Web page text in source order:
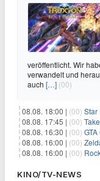
veröffentlicht. Wir
verwandelt und
auch […] (00)
08.08. 18:00 | (00) Star
08.08. 17:45 | (00) Take-
08.08. 16:30 | (00) GTA
08.08. 16:00 | (00)
08.08. 16:00 | (00)
KINO/TV-NEWS